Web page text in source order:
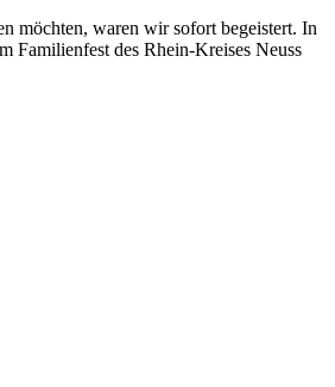
möchten, waren wir sofort begeistert. In
Familienfest des Rhein-Kreises Neuss